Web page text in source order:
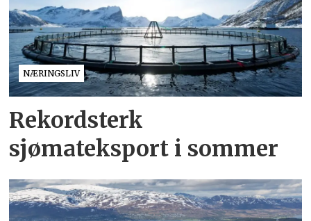
NÆRINGSLIV
Rekordsterk
sjømateksport i sommer